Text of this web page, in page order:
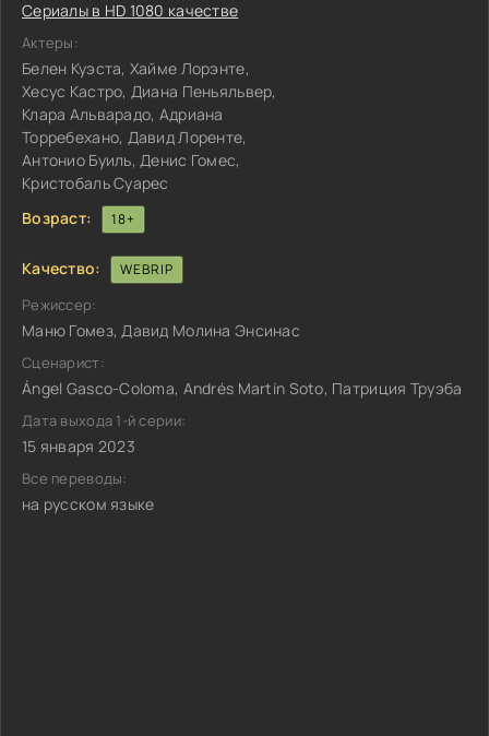
Сериалы в HD 1080 качестве
Актеры:
Белен Куэста, Хайме Лорэнте,
Хесус Кастро, Диана Пеньяльвер,
Клара Альварадо, Адриана
Торребехано, Давид Лоренте,
Антонио Буиль, Денис Гомес,
Кристобаль Суарес
Возраст:
18+
Качество: WEBRIP
Режиссер:
Маню Гомез, Давид Молина Энсинас
Сценарист:
Ángel Gasco-Coloma, Andrés Martín Soto, Патриция Труэба
Дата выхода 1-й серии:
15 января 2023
Все переводы:
на русском языке